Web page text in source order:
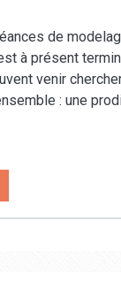
de
à présent
venir
: une